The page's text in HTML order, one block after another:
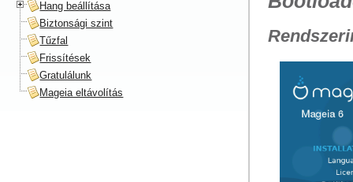
Hang beállítása
Biztonsági szint
Tűzfal
Frissítések
Gratulálunk
Mageia eltávolítás